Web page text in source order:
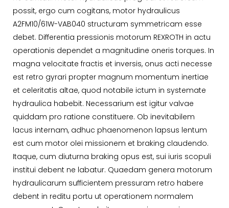
possit, ergo cum cogitans, motor hydraulicus
A2FM10/61W-VAB040 structuram symmetricam esse
debet. Differentia pressionis motorum REXROTH in actu
operationis dependet a magnitudine oneris torques. In
magna velocitate fractis et inversis, onus acti necesse
est retro gyrari propter magnum momentum inertiae
et celeritatis altae, quod notabile ictum in systemate
hydraulica habebit. Necessarium est igitur valvae
quiddam pro ratione constituere. Ob inevitabilem
lacus internam, adhuc phaenomenon lapsus lentum
est cum motor olei missionem et braking claudendo.
Itaque, cum diuturna braking opus est, sui iuris scopuli
institui debent ne labatur. Quaedam genera motorum
hydraulicarum sufficientem pressuram retro habere
debent in reditu portu ut operationem normalem